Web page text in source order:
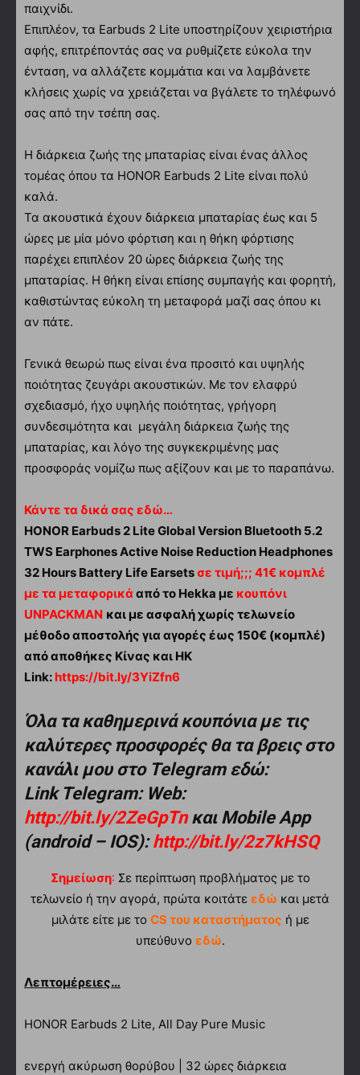
παιχνίδι.
Επιπλέον, τα Earbuds 2 Lite υποστηρίζουν χειριστήρια
αφής, επιτρέποντάς σας να ρυθμίζετε εύκολα την
ένταση, να αλλάζετε κομμάτια και να λαμβάνετε
κλήσεις χωρίς να χρειάζεται να βγάλετε το τηλέφωνό
σας από την τσέπη σας.
Η διάρκεια ζωής της μπαταρίας είναι ένας άλλος
τομέας όπου τα HONOR Earbuds 2 Lite είναι πολύ
καλά.
Τα ακουστικά έχουν διάρκεια μπαταρίας έως και 5
ώρες με μία μόνο φόρτιση και η θήκη φόρτισης
παρέχει επιπλέον 20 ώρες διάρκεια ζωής της
μπαταρίας. Η θήκη είναι επίσης συμπαγής και φορητή,
καθιστώντας εύκολη τη μεταφορά μαζί σας όπου κι
αν πάτε.
Γενικά θεωρώ πως είναι ένα προσιτό και υψηλής
ποιότητας ζευγάρι ακουστικών. Με τον ελαφρύ
σχεδιασμό, ήχο υψηλής ποιότητας, γρήγορη
συνδεσιμότητα και μεγάλη διάρκεια ζωής της
μπαταρίας, και λόγο της συγκεκριμένης μας
προσφοράς νομίζω πως αξίζουν και με το παραπάνω.
Κάντε τα δικά σας εδώ…
HONOR Earbuds 2 Lite Global Version Bluetooth 5.2
TWS Earphones Active Noise Reduction Headphones
32 Hours Battery Life Earsets σε τιμή;;; 41€ κομπλέ
με τα μεταφορικά από τo Hekka με κουπόνι
UNPACKMAN και με ασφαλή χωρίς τελωνείο
μέθοδο αποστολής για αγορές έως 150€ (κομπλέ)
από αποθήκες Κίνας και ΗΚ
Link: https://bit.ly/3YiZfn6
Όλα τα καθημερινά κουπόνια με τις
καλύτερες προσφορές θα τα βρεις στο
κανάλι μου στο Telegram εδώ:
Link Telegram: Web:
http://bit.ly/2ZeGpTnκαι Mobile App
(android – IOS):http://bit.ly/2z7kHSQ
Σημείωση: Σε περίπτωση προβλήματος με το
τελωνείο ή την αγορά, πρώτα κοιτάτε εδώ και μετά
μιλάτε είτε με το CS του καταστήματος ή με
υπεύθυνο εδώ.
Λεπτομέρειες…
HONOR Earbuds 2 Lite, All Day Pure Music
ενεργή ακύρωση θορύβου | 32 ώρες διάρκεια